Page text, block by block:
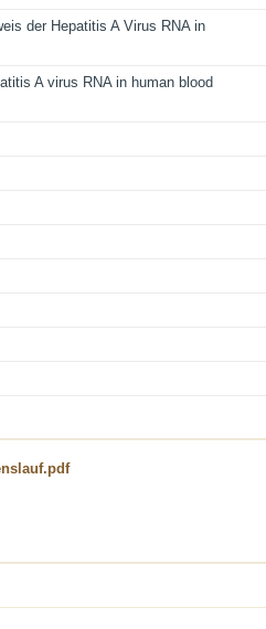
der Hepatitis A Virus RNA in
A virus RNA in human blood